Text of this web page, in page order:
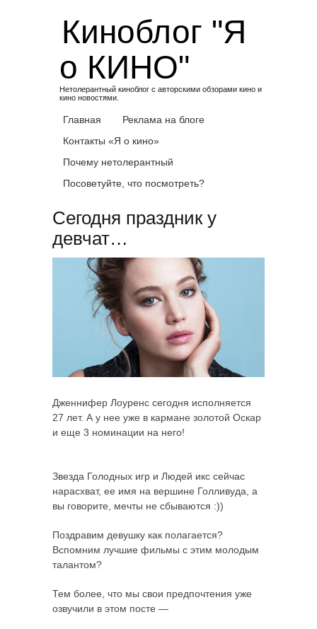
Киноблог "Я
о КИНО"
Нетолерантный киноблог с авторскими обзорами кино и
кино новостями.
Главная
Реклама на блоге
Контакты «Я о кино»
Почему нетолерантный
Посоветуйте, что посмотреть?
Сегодня праздник у
девчат…
Дженнифер Лоуренс сегодня исполняется
27 лет. А у нее уже в кармане золотой Оскар
и еще 3 номинации на него!
Звезда Голодных игр и Людей икс сейчас
нарасхват, ее имя на вершине Голливуда, а
вы говорите, мечты не сбываются :))
Поздравим девушку как полагается?
Вспомним лучшие фильмы с этим молодым
талантом?
Тем более, что мы свои предпочтения уже
озвучили в этом посте —